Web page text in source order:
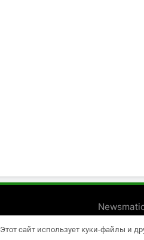
Этот сайт использует куки-файлы и